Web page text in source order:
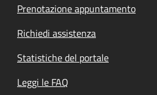
Prenotazione appuntamento
Richiedi assistenza
Statistiche del portale
Leggi le FAQ